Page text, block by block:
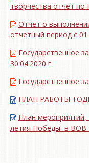
творчества отчет по
Отчет о
отчетный период с
Государственное
30.04.2020 г.
Государственное
ПЛАН РАБОТЫ
План
летия Победы в ВОВ